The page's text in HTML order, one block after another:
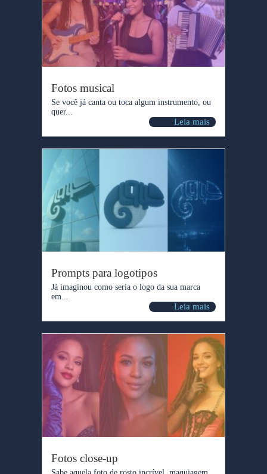
Fotos musical
Se você já canta ou toca algum instrumento, ou
quer...
Leia mais
Prompts para logotipos
Já imaginou como seria o logo da sua marca
em...
Leia mais
Fotos close-up